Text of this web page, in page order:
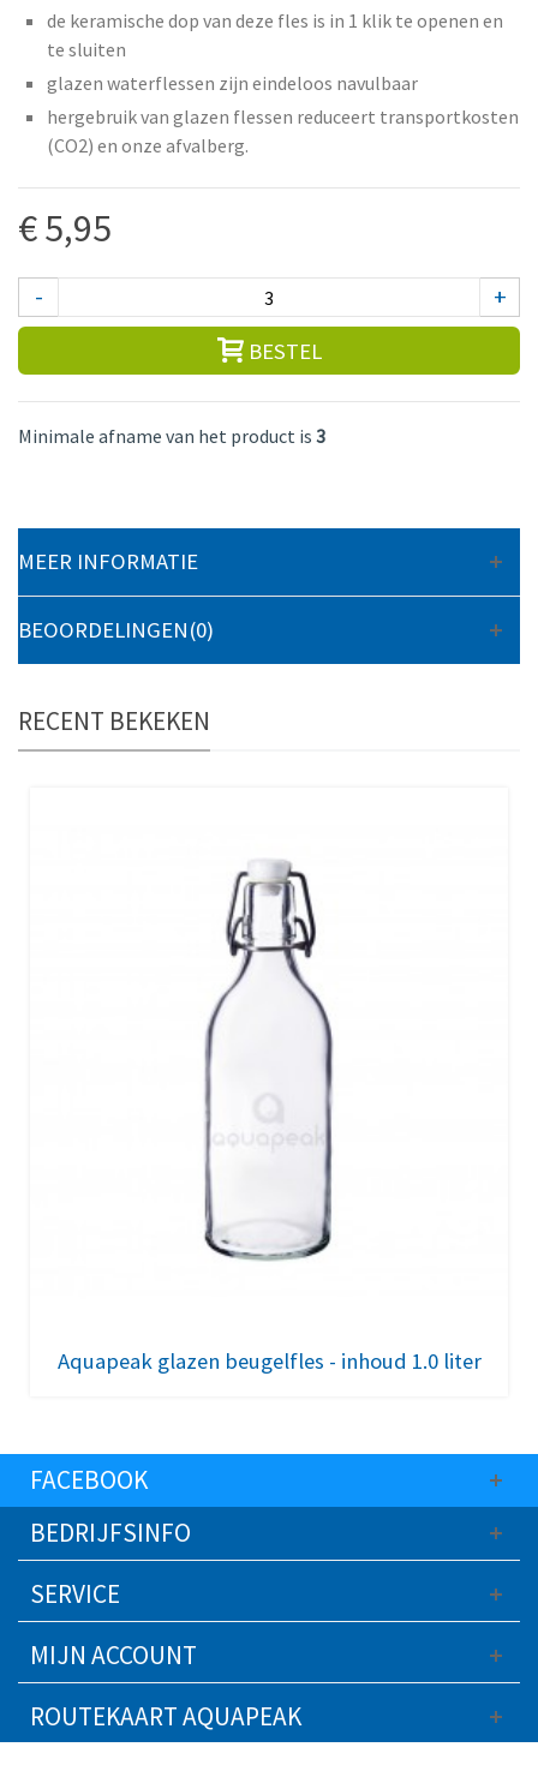
de keramische dop van deze fles is in 1 klik te openen en
te sluiten
glazen waterflessen zijn eindeloos navulbaar
hergebruik van glazen flessen reduceert transportkosten
(CO2) en onze afvalberg.
€ 5,95
- +
BESTEL
Minimale afname van het product is 3
MEER INFORMATIE
BEOORDELINGEN(0)
RECENT BEKEKEN
Aquapeak glazen beugelfles - inhoud 1.0 liter
FACEBOOK
BEDRIJFSINFO
SERVICE
MIJN ACCOUNT
ROUTEKAART AQUAPEAK